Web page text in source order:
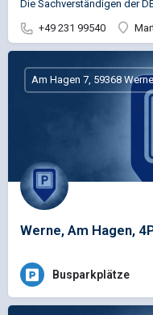
+49 231 99540
Werne, Am Hagen,
Am Hagen 7, 59368
Busparkplätze